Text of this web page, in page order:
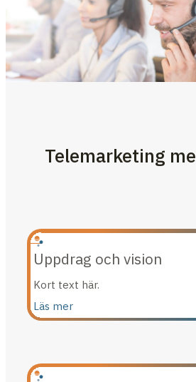
Telemarketing
Uppdrag och vision
Kort text här.
Läs mer